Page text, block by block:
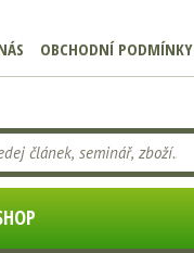
OBCHODNÍ PODMÍNKY